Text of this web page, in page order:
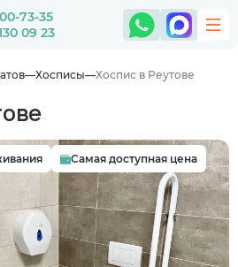
73-35
09 23
Хосписы Хоспис в Реутове
Самая доступная цена